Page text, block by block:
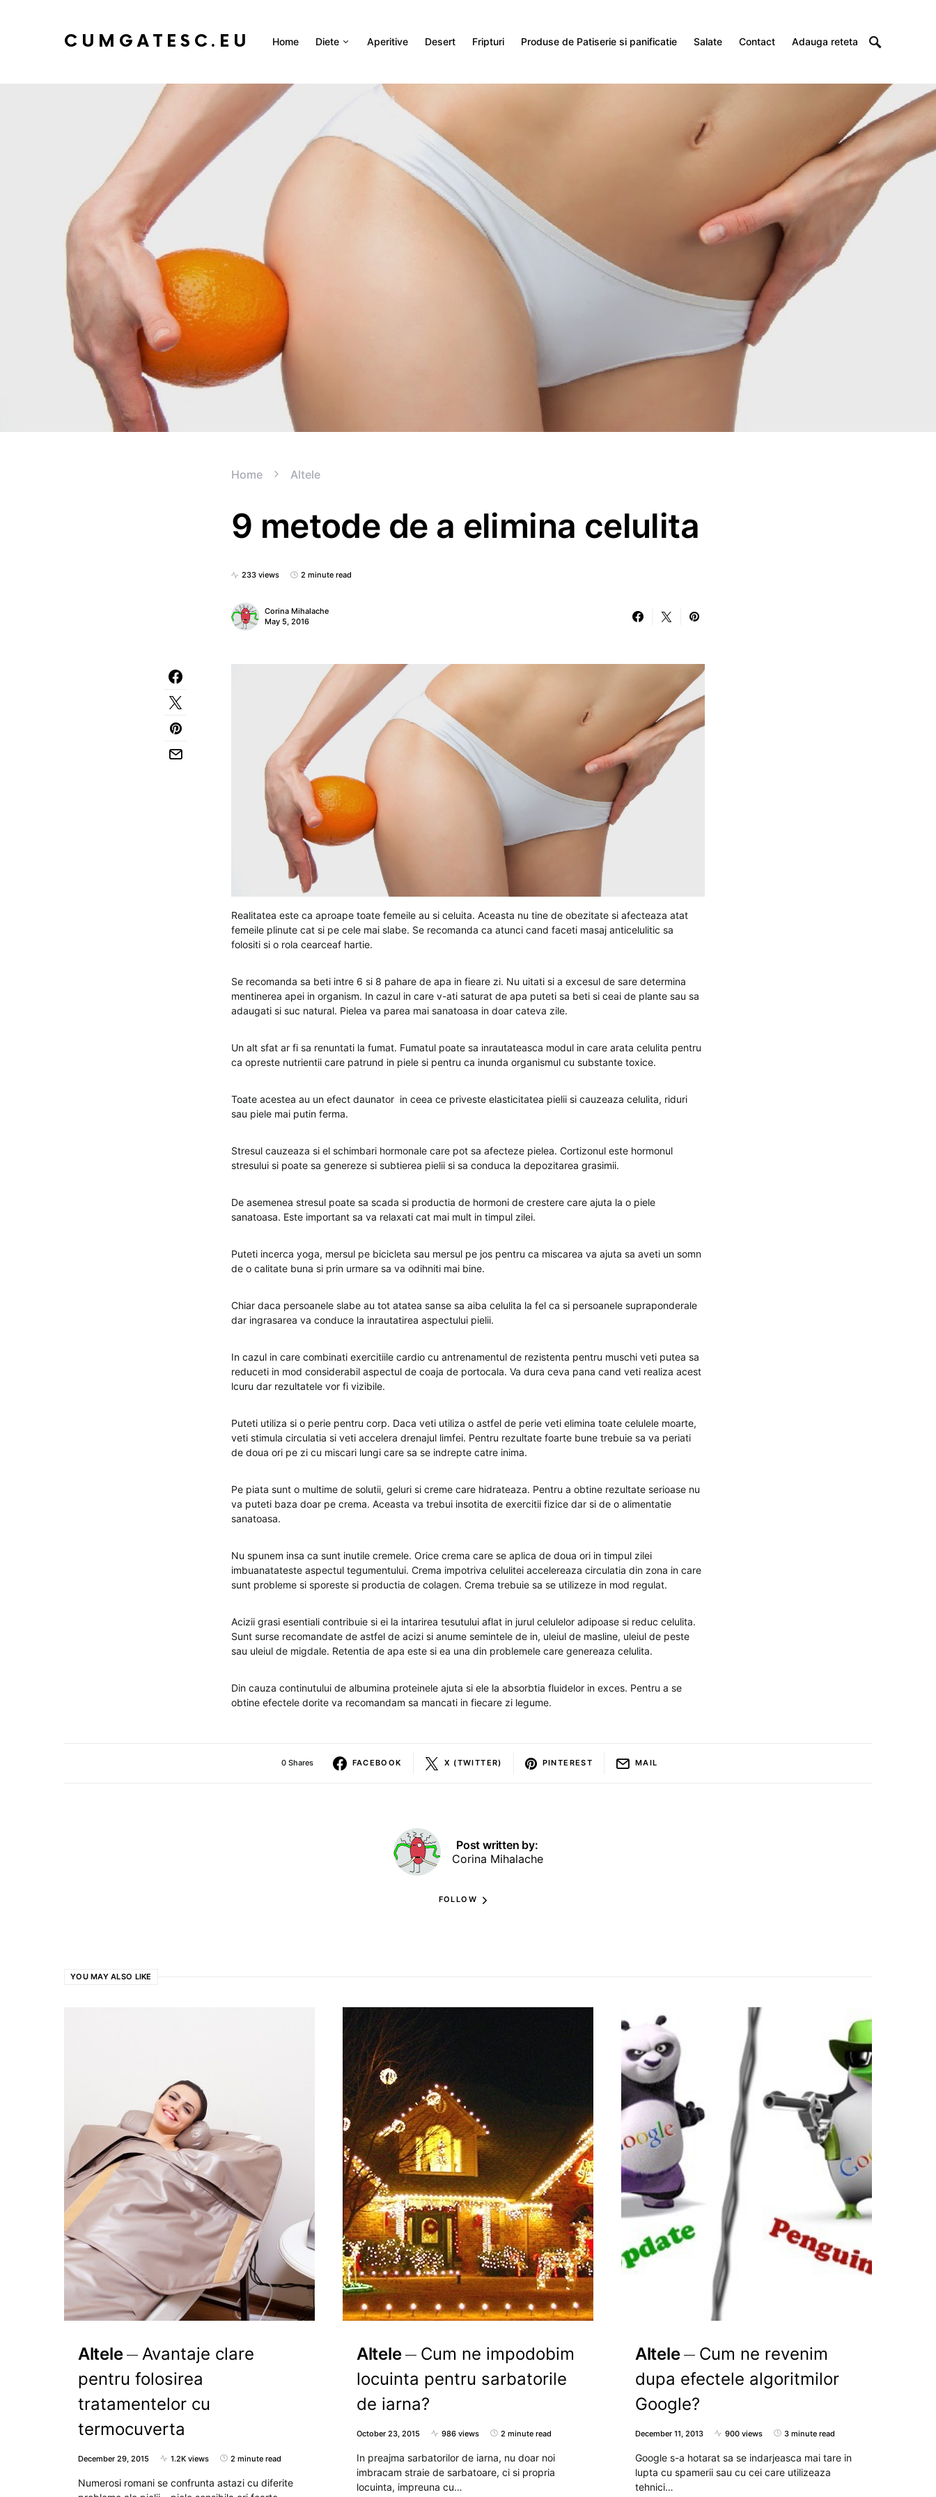
CUMGATESC.EU Home Diete Aperitive Desert Fripturi Produse de Patiserie si panificatie Salate Contact Adauga reteta
Home Altele
9 metode de a elimina celulita
233 views 2 minute read
Corina Mihalache
May 5, 2016
Realitatea este ca aproape toate femeile au si celuita. Aceasta nu tine de obezitate si afecteaza atat
femeile plinute cat si pe cele mai slabe. Se recomanda ca atunci cand faceti masaj anticelulitic sa
folositi si o rola cearceaf hartie.
Se recomanda sa beti intre 6 si 8 pahare de apa in fieare zi. Nu uitati si a excesul de sare determina
mentinerea apei in organism. In cazul in care v-ati saturat de apa puteti sa beti si ceai de plante sau sa
adaugati si suc natural. Pielea va parea mai sanatoasa in doar cateva zile.
Un alt sfat ar fi sa renuntati la fumat. Fumatul poate sa inrautateasca modul in care arata celulita pentru
ca opreste nutrientii care patrund in piele si pentru ca inunda organismul cu substante toxice.
Toate acestea au un efect daunator in ceea ce priveste elasticitatea pielii si cauzeaza celulita, riduri
sau piele mai putin ferma.
Stresul cauzeaza si el schimbari hormonale care pot sa afecteze pielea. Cortizonul este hormonul
stresului si poate sa genereze si subtierea pielii si sa conduca la depozitarea grasimii.
De asemenea stresul poate sa scada si productia de hormoni de crestere care ajuta la o piele
sanatoasa. Este important sa va relaxati cat mai mult in timpul zilei.
Puteti incerca yoga, mersul pe bicicleta sau mersul pe jos pentru ca miscarea va ajuta sa aveti un somn
de o calitate buna si prin urmare sa va odihniti mai bine.
Chiar daca persoanele slabe au tot atatea sanse sa aiba celulita la fel ca si persoanele supraponderale
dar ingrasarea va conduce la inrautatirea aspectului pielii.
In cazul in care combinati exercitiile cardio cu antrenamentul de rezistenta pentru muschi veti putea sa
reduceti in mod considerabil aspectul de coaja de portocala. Va dura ceva pana cand veti realiza acest
lcuru dar rezultatele vor fi vizibile.
Puteti utiliza si o perie pentru corp. Daca veti utiliza o astfel de perie veti elimina toate celulele moarte,
veti stimula circulatia si veti accelera drenajul limfei. Pentru rezultate foarte bune trebuie sa va periati
de doua ori pe zi cu miscari lungi care sa se indrepte catre inima.
Pe piata sunt o multime de solutii, geluri si creme care hidrateaza. Pentru a obtine rezultate serioase nu
va puteti baza doar pe crema. Aceasta va trebui insotita de exercitii fizice dar si de o alimentatie
sanatoasa.
Nu spunem insa ca sunt inutile cremele. Orice crema care se aplica de doua ori in timpul zilei
imbuanatateste aspectul tegumentului. Crema impotriva celulitei accelereaza circulatia din zona in care
sunt probleme si sporeste si productia de colagen. Crema trebuie sa se utilizeze in mod regulat.
Acizii grasi esentiali contribuie si ei la intarirea tesutului aflat in jurul celulelor adipoase si reduc celulita.
Sunt surse recomandate de astfel de acizi si anume semintele de in, uleiul de masline, uleiul de peste
sau uleiul de migdale. Retentia de apa este si ea una din problemele care genereaza celulita.
Din cauza continutului de albumina proteinele ajuta si ele la absorbtia fluidelor in exces. Pentru a se
obtine efectele dorite va recomandam sa mancati in fiecare zi legume.
0 Shares FACEBOOK X (TWITTER) PINTEREST MAIL
Post written by:
Corina Mihalache
FOLLOW
YOU MAY ALSO LIKE
Altele
Avantaje clare
pentru folosirea
tratamentelor cu
termocuverta
December 29, 2015 1.2K views 2 minute read
Numerosi romani se confrunta astazi cu diferite
Altele
Cum ne impodobim
locuinta pentru sarbatorile
de iarna?
October 23, 2015 986 views 2 minute read
In preajma sarbatorilor de iarna, nu doar noi
imbracam straie de sarbatoare, ci si propria
locuinta, impreuna cu…
Altele
Cum ne revenim
dupa efectele algoritmilor
Google?
December 11, 2013 900 views 3 minute read
Google s-a hotarat sa se indarjeasca mai tare in
lupta cu spamerii sau cu cei care utilizeaza
tehnici…